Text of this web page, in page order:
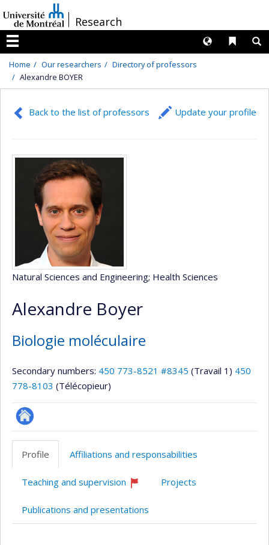
au
contenu
/Research
Menu
Liens
Langues
Home Our researchers
Directory of professors
Alexandre BOYER
Back to the list of professors Update your profile
Natural Sciences and Engineering; Health Sciences
Alexandre Boyer
Biologie moléculaire
Secondary numbers: 450 773-8521 #8345 (Travail 1) 450
778-8103 (Télécopieur)
Autre
Profile Affiliations and responsabilities
Teaching and supervision
recruiting
Projects
Publications and presentations